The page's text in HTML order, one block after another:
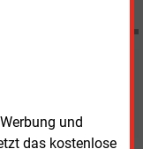
und
das kostenlose
Biogas aus.
und
lesen?